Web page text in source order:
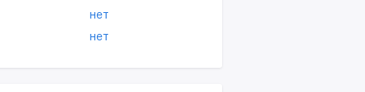
нет
нет